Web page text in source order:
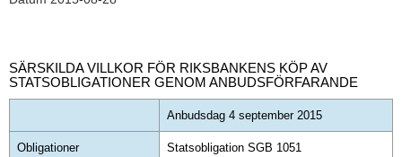
SÄRSKILDA VILLKOR FÖR RIKSBANKENS KÖP AV
STATSOBLIGATIONER GENOM ANBUDSFÖRFARANDE
Anbudsdag 4 september 2015
Obligationer
Statsobligation SGB 1051